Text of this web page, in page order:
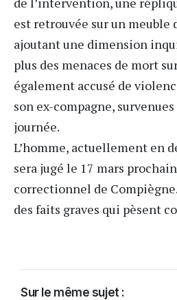
est retrouvée sur un meuble
ajoutant une dimension
plus des menaces de mort
également accusé de
son ex-compagne,
journée.
L’homme, actuellement en
sera jugé le 17 mars
correctionnel de
des faits graves qui pèsent
Sur le même sujet :